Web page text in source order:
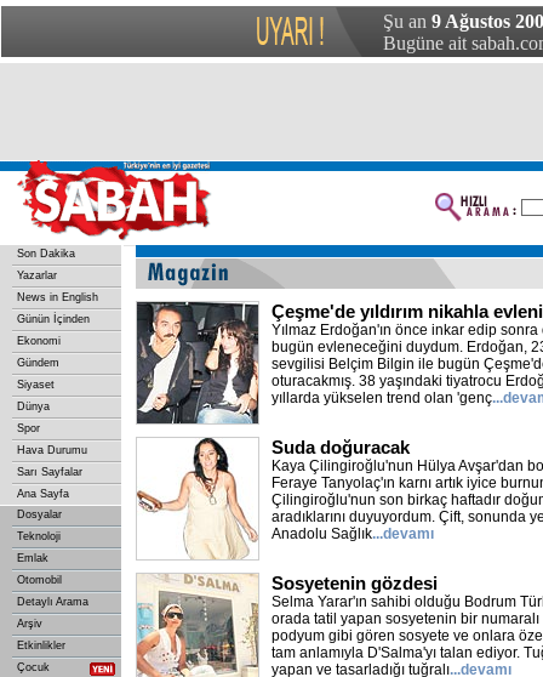
Şu an 9 Ağustos
Bugüne ait
Son Dakika
Yazarlar
News in English
Günün İçinden
Ekonomi
Gündem
Siyaset
Dünya
Spor
Hava Durumu
Sarı Sayfalar
Ana Sayfa
Dosyalar
Teknoloji
Emlak
Otomobil
Detaylı Arama
Arşiv
Etkinlikler
Çocuk
Çeşme'de yıldırım nikahla
Yılmaz Erdoğan'ın önce inkar edip
bugün evleneceğini duydum. Erdoğan, 23
sevgilisi Belçim Bilgin ile bugün
oturacakmış. 38 yaşındaki tiyatrocu
yıllarda yükselen trend olan 'genç
Suda doğuracak
Kaya Çilingiroğlu'nun Hülya Avşar'dan
Feraye Tanyolaç'ın karnı artık iyice
Çilingiroğlu'nun son birkaç haftadır
aradıklarını duyuyordum. Çift, sonunda
Anadolu Sağlık...devamı
Sosyetenin gözdesi
Selma Yarar'ın sahibi olduğu Bodrum
orada tatil yapan sosyetenin bir
podyum gibi gören sosyete ve onlara
tam anlamıyla D'Salma'yı talan ediyor.
yapan ve tasarladığı tuğralı...devamı